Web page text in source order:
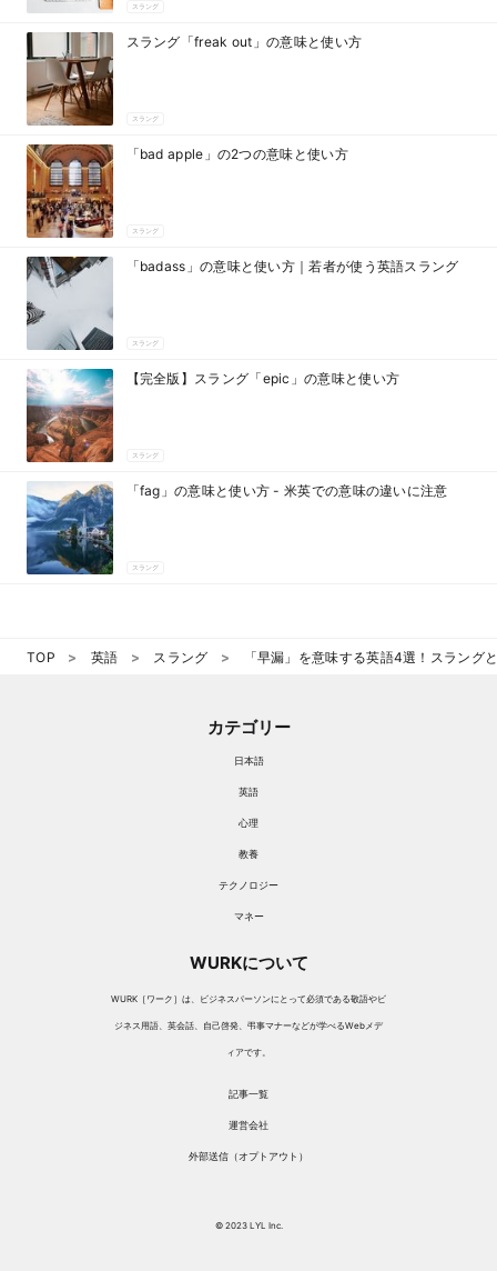
スラング
スラング「freak out」の意味と使い方
スラング
「bad apple」の2つの意味と使い方
スラング
「badass」の意味と使い方｜若者が使う英語スラング
スラング
【完全版】スラング「epic」の意味と使い方
スラング
「fag」の意味と使い方 - 米英での意味の違いに注意
スラング
TOP 英語 スラング 「早漏」を意味する英語4選！スラング
カテゴリー
日本語
英語
心理
教養
テクノロジー
マネー
WURKについて
WURK［ワーク］は、ビジネスパーソンにとって必須である敬語やビ
ジネス用語、英会話、自己啓発、弔事マナーなどが学べるWebメデ
ィアです。
記事一覧
運営会社
外部送信（オプトアウト）
© 2023 LYL Inc.